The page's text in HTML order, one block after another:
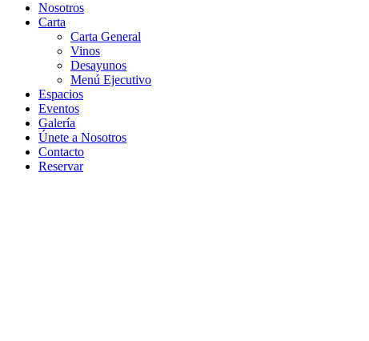
Nosotros
Carta
Carta General
Vinos
Desayunos
Menú Ejecutivo
Espacios
Eventos
Galería
Únete a Nosotros
Contacto
Reservar